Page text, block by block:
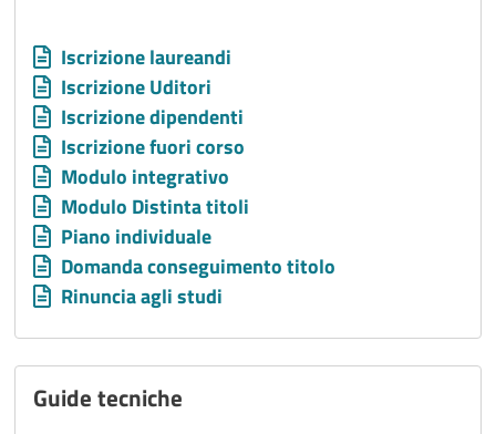
Allegati
Document
Iscrizione laureandi
Document
Iscrizione Uditori
Document
Iscrizione dipendenti
Document
Iscrizione fuori corso
Document
Modulo integrativo
Document
Modulo Distinta titoli
Document
Piano individuale
Document
Domanda conseguimento titolo
Document
Rinuncia agli studi
Guide tecniche